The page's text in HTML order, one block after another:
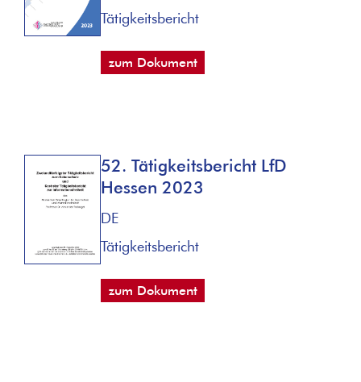
Tätigkeitsbericht
zum Dokument
52. Tätigkeitsbericht LfD
Hessen 2023
DE
Tätigkeitsbericht
zum Dokument